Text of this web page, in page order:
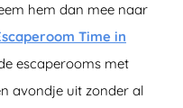
hem dan mee naar
Time in
escaperooms met
avondje uit zonder al